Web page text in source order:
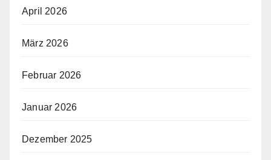
April 2026
März 2026
Februar 2026
Januar 2026
Dezember 2025